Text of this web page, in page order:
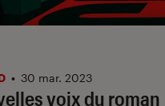
voix du roman
• 30 mar. 2023